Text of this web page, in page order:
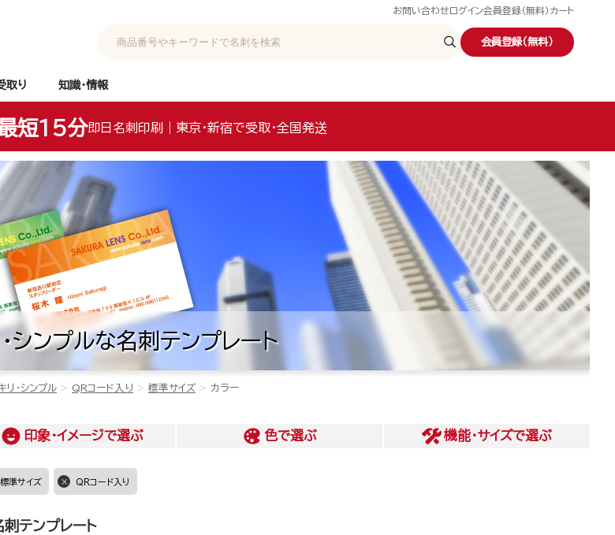
お問い合わせ ログイン会員登録（無料） カート
会員登録（無料）
取り 知識・情報
短15分即日名刺印刷｜東京・新宿で受取・全国発送
シンプルな名刺テンプレート
リ・シンプル QRコード入り 標準サイズ カラー
印象・イメージで選ぶ 色で選ぶ 機能・サイズで選ぶ
標準サイズ QRコード入り
刺テンプレート